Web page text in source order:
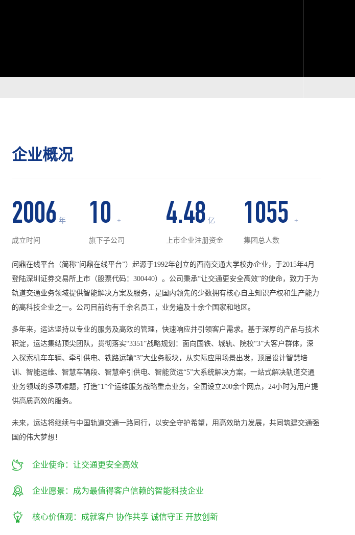
企业概况
2006 年
成立时间
10+
旗下子公司
4.48 亿
上市企业注册资金
1055 +
集团总人数
问鼎在线平台（简称“问鼎在线平台”）起源于1992年创立的西南交通大学校办企业，于2015年4月
登陆深圳证券交易所上市（股票代码：300440）。公司秉承“让交通更安全高效”的使命，致力于为
轨道交通业务领域提供智能解决方案及服务，是国内领先的少数拥有核心自主知识产权和生产能力
的高科技企业之一。公司目前约有千余名员工，业务遍及十余个国家和地区。
多年来，运达坚持以专业的服务及高效的管理，快速响应并引领客户需求。基于深厚的产品与技术
积淀，运达集结顶尖团队，贯彻落实“3351”战略规划：面向国铁、城轨、院校“3”大客户群体，深
入探索机车车辆、牵引供电、铁路运输“3”大业务板块，从实际应用场景出发，顶层设计智慧培
训、智能运维、智慧车辆段、智慧牵引供电、智能货运“5”大系统解决方案，一站式解决轨道交通
业务领域的多项难题，打造“1”个运维服务战略重点业务，全国设立200余个网点，24小时为用户提
供高质高效的服务。
未来，运达将继续与中国轨道交通一路同行，以安全守护希望，用高效助力发展，共同筑建交通强
国的伟大梦想！
 企业使命：让交通更安全高效
 企业愿景：成为最值得客户信赖的智能科技企业
 核心价值观：成就客户 协作共享 诚信守正 开放创新